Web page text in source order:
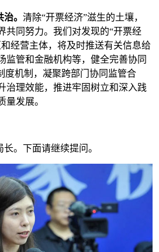
治。清除“开票经济”滋生的土壤，
共同努力。我们对发现的“开票经
经营主体，将及时推送有关信息给
监管和金融机构等，健全完善协同
度机制，凝聚跨部门协同监管合
治理效能，推进牢固树立和深入践
量发展。
。下面请继续提问。